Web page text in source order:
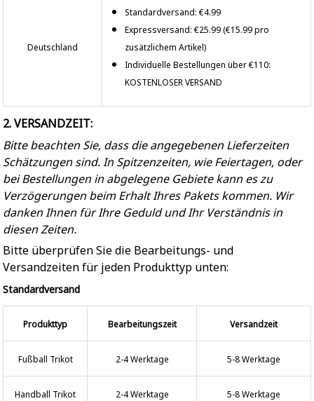
Deutschland
Standardversand: €4.99
Expressversand: €25.99 (€15.99 pro
zusätzlichem Artikel)
Individuelle Bestellungen über €110:
KOSTENLOSER VERSAND
2. VERSANDZEIT:
Bitte beachten Sie, dass die angegebenen Lieferzeiten
Schätzungen sind. In Spitzenzeiten, wie Feiertagen, oder
bei Bestellungen in abgelegene Gebiete kann es zu
Verzögerungen beim Erhalt Ihres Pakets kommen. Wir
danken Ihnen für Ihre Geduld und Ihr Verständnis in
diesen Zeiten.
Bitte überprüfen Sie die Bearbeitungs- und
Versandzeiten für jeden Produkttyp unten:
Standardversand
Produkttyp Bearbeitungszeit Versandzeit
Fußball Trikot 2-4 Werktage 5-8 Werktage
Handball Trikot 2-4 Werktage 5-8 Werktage